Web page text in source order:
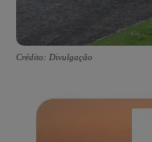
Crédito: Divulgação